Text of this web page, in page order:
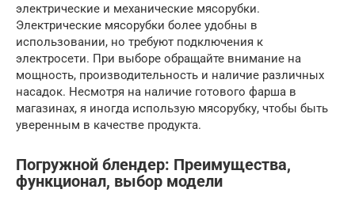
электрические и механические мясорубки.
Электрические мясорубки более удобны в
использовании, но требуют подключения к
электросети. При выборе обращайте внимание на
мощность, производительность и наличие различных
насадок. Несмотря на наличие готового фарша в
магазинах, я иногда использую мясорубку, чтобы быть
уверенным в качестве продукта.
Погружной блендер: Преимущества,
функционал, выбор модели